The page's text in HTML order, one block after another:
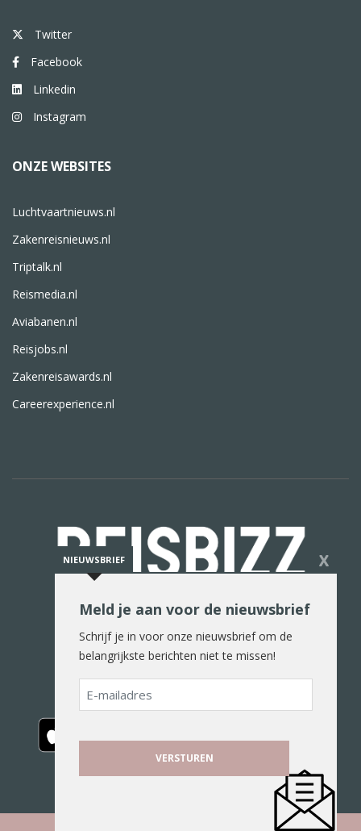
Twitter
Facebook
Linkedin
Instagram
ONZE WEBSITES
Luchtvaartnieuws.nl
Zakenreisnieuws.nl
Triptalk.nl
Reismedia.nl
Aviabanen.nl
Reisjobs.nl
Zakenreisawards.nl
Careerexperience.nl
De reiswereld in woord en beeld
NIEUWSBRIEF X
Meld je aan voor de nieuwsbrief
Schrijf je in voor onze nieuwsbrief om de
belangrijkste berichten niet te missen!
E-
mailadres